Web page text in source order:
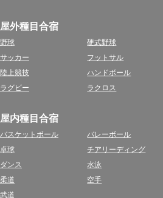
屋外種目合宿
野球 硬式野球
サッカー フットサル
陸上競技 ハンドボール
ラグビー ラクロス
屋内種目合宿
バスケットボール バレーボール
卓球 チアリーディング
ダンス 水泳
柔道 空手
武道